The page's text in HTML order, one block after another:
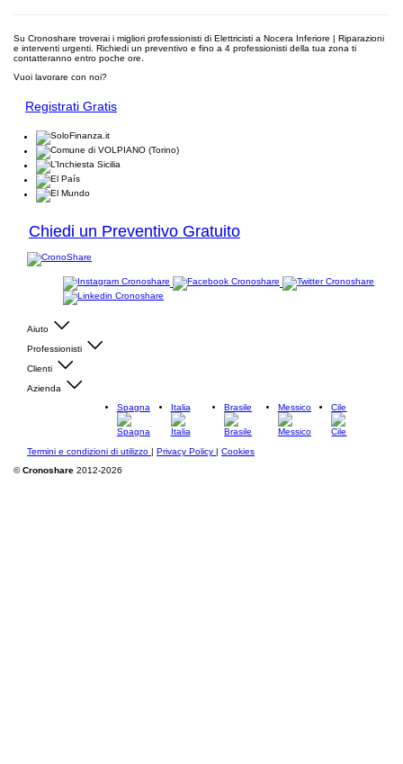
Su Cronoshare troverai i migliori professionisti di Elettricisti a Nocera Inferiore | Riparazioni
e interventi urgenti. Richiedi un preventivo e fino a 4 professionisti della tua zona ti
contatteranno entro poche ore.
Vuoi lavorare con noi?
Registrati Gratis
Chiedi un Preventivo Gratuito
Aiuto
Professionisti
Clienti
Azienda
Spagna
Italia Brasile Messico Cile
Termini e condizioni di utilizzo | Privacy Policy | Cookies
©Cronoshare 2012-2026